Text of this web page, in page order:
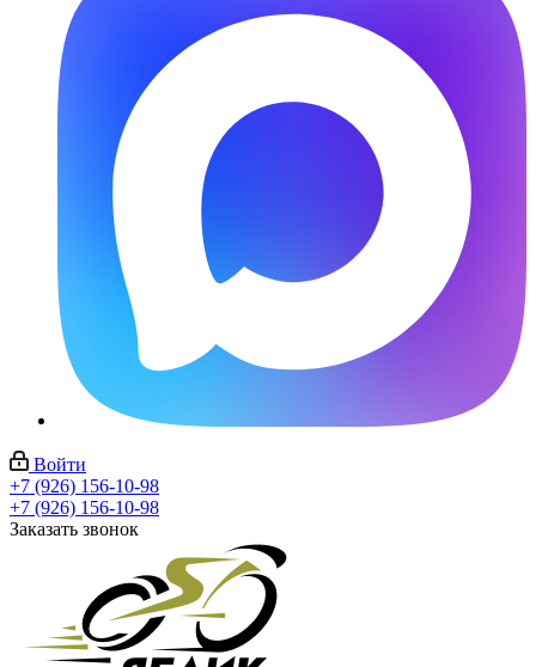
Войти
+7 (926) 156-10-98
+7 (926) 156-10-98
Заказать звонок